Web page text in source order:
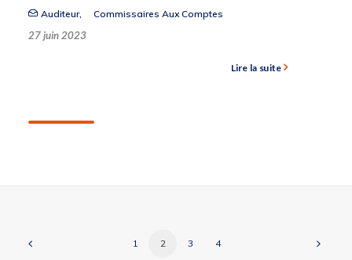
Auditeur, Commissaires Aux Comptes
27 juin 2023
Lire la suite
1 2 3 4